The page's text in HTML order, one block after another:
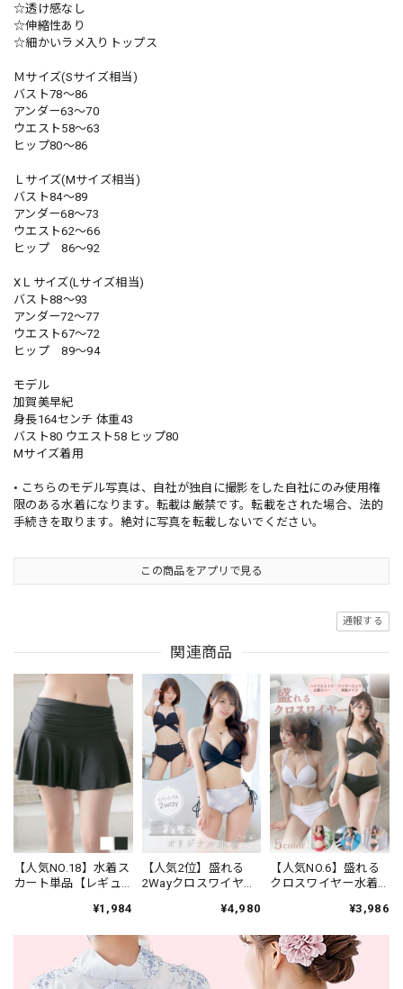
☆透け感なし
☆伸縮性あり
☆細かいラメ入りトップス
Ｍサイズ(Sサイズ相当)
バスト78〜86
アンダー63〜70
ウエスト58〜63
ヒップ80〜86
Ｌサイズ(Mサイズ相当)
バスト84〜89
アンダー68〜73
ウエスト62〜66
ヒップ 86〜92
XＬサイズ(Lサイズ相当)
バスト88〜93
アンダー72〜77
ウエスト67〜72
ヒップ 89〜94
モデル
加賀美早紀
身長164センチ 体重43
バスト80 ウエスト58 ヒップ80
Mサイズ着用
• こちらのモデル写真は、自社が独自に撮影をした自社にのみ使用権
限のある水着になります。転載は厳禁です。転載をされた場合、法的
手続きを取ります。絶対に写真を転載しないでください。
この商品をアプリで見る
通報する
関連商品
【人気NO.18】水着ス
カート単品【レギュ
¥1,984
【人気2位】盛れる
2Wayクロスワイヤー
¥4,980
【人気NO.6】盛れる
クロスワイヤー水着
カーキ/ブルー/レッ
¥3,986